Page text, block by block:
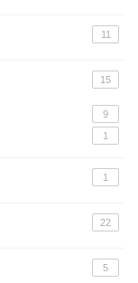
11
15
9
1
1
22
5